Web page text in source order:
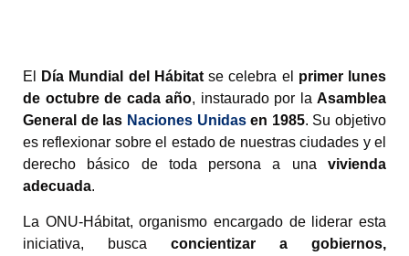
El Día Mundial del Hábitatse celebra el primer lunes
de octubre de cada año, instaurado por la Asamblea
General de las Naciones Unidasen 1985. Su objetivo
es reflexionar sobre el estado de nuestras ciudades y el
derecho básico de toda persona a una vivienda
adecuada.
La ONU-Hábitat, organismo encargado de liderar esta
iniciativa, busca concientizar a gobiernos,